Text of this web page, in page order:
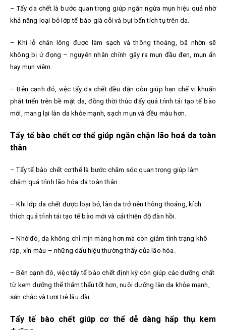
– Tẩy da chết là bước quan trọng giúp ngăn ngừa mụn hiệu quả nhờ
khả năng loại bỏ lớp tế bào già cỗi và bụi bẩn tích tụ trên da.
– Khi lỗ chân lông được làm sạch và thông thoáng, bã nhờn sẽ
không bị ứ đọng – nguyên nhân chính gây ra mụn đầu đen, mụn ẩn
hay mụn viêm.
– Bên cạnh đó, việc tẩy da chết đều đặn còn giúp hạn chế vi khuẩn
phát triển trên bề mặt da, đồng thời thúc đẩy quá trình tái tạo tế bào
mới, mang lại làn da khỏe mạnh, sạch mụn và đều màu hơn.
Tẩy tế bào chết cơ thể giúp ngăn chặn lão hoá da toàn
thân
– Tẩy tế bào chết cơ thể là bước chăm sóc quan trọng giúp làm
chậm quá trình lão hóa da toàn thân.
– Khi lớp da chết được loại bỏ, làn da trở nên thông thoáng, kích
thích quá trình tái tạo tế bào mới và cải thiện độ đàn hồi.
– Nhờ đó, da không chỉ mịn màng hơn mà còn giảm tình trạng khô
ráp, xỉn màu – những dấu hiệu thường thấy của lão hóa.
– Bên cạnh đó, việc tẩy tế bào chết định kỳ còn giúp các dưỡng chất
từ kem dưỡng thể thẩm thấu tốt hơn, nuôi dưỡng làn da khỏe mạnh,
săn chắc và tươi trẻ lâu dài.
Tẩy tế bào chết giúp cơ thể dễ dàng hấp thụ kem